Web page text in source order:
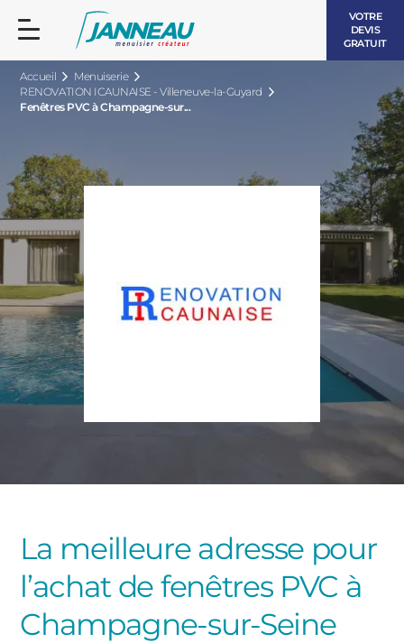
VOTRE
DEVIS
GRATUIT
Accueil
Menuiserie
RENOVATION ICAUNAISE - Villeneuve-la-Guyard
Fenêtres PVC à Champagne-sur...
La meilleure adresse pour
l’achat de fenêtres PVC à
Champagne-sur-Seine
FENÊTRES ET PORTES-FENÊTRES
BOIS
PVC
BAIES VITRÉES
PORTES D’ENTRÉELES INTEMPORELLES
VOLETS ROULANTS
PERGOLAS
PORTAILS ET PORTILLONS